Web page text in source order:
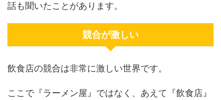
話も聞いたことがあります。
競合が激しい
飲食店の競合は非常に激しい世界です。
ここで『ラーメン屋』ではなく、あえて『飲食店』